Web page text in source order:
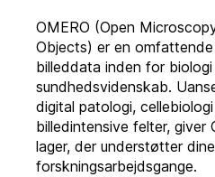
OMERO (Open
Objects) er en
billeddata inden for
sundhedsvidenskab.
digital patologi,
billedintensive felter, giver
lager, der understøtter dine
forskningsarbejdsgange.